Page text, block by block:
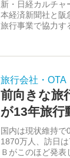
新・日経カルチ
本経済新聞社と阪
旅行事業で協力す
旅行会社・OTA
前向きな旅
が13年旅行
国内は現状維持
1870万人、訪日
Ｂがこのほど発